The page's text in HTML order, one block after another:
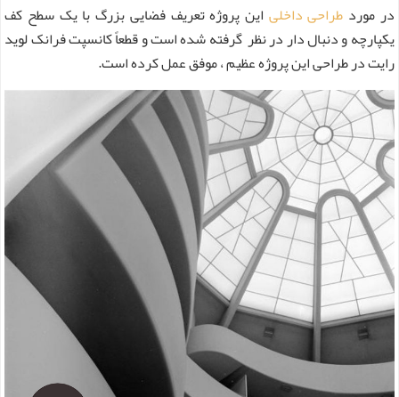
در مورد طراحی داخلی این پروژه تعریف فضایی بزرگ با یک سطح کف
یکپارچه و دنبال دار در نظر گرفته شده است و قطعاً کانسپت فرانک لوید
رایت در طراحی این پروژه عظیم ، موفق عمل کرده است.